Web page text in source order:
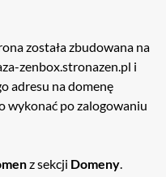
została zbudowana na
zenbox.stronazen.pl i
adresu na domenę
wykonać po zalogowaniu
z sekcji Domeny.